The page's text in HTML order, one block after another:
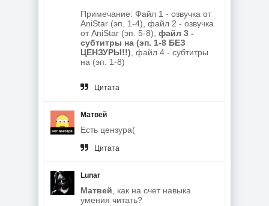
Примечание: Файл 1 - озвучка от
AniStar (эп. 1-4), файл 2 - озвучка
от AniStar (эп. 5-8), файл 3 -
субтитры на (эп. 1-8 БЕЗ
ЦЕНЗУРЫ!!) , файл 4 - субтитры
на (эп. 1-8)
Цитата
Матвей
Есть цензура(
Цитата
Lunar
Матвей , как на счет навыка
умения читать?